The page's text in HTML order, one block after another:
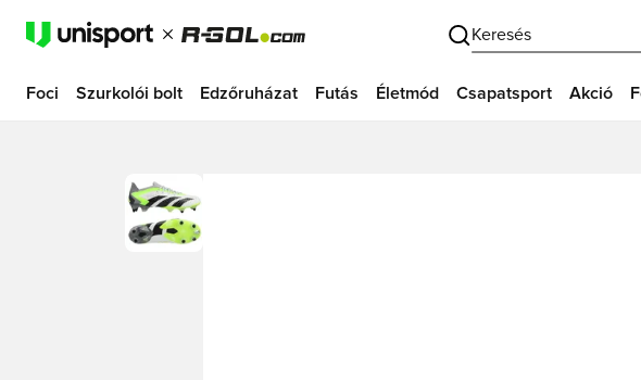
Keresés
Foci Szurkolói bolt Edzőruházat Futás Életmód Csapatsport Akció